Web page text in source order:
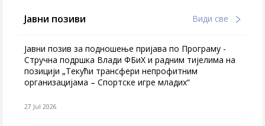
Јавни позиви Види све
Јавни позив за подношење пријава по Програму -
Стручна подршка Влади ФБиХ и радним тијелима на
позицији „Текући трансфери непрофитним
организацијама – Спортске игре младих“
27 Jul 2026